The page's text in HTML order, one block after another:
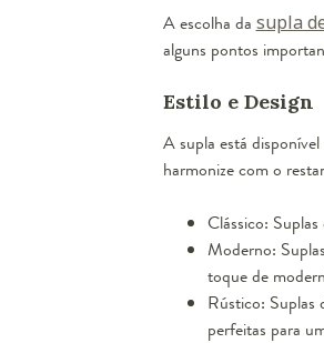
A escolha da supla
alguns pontos
Estilo e Design
A supla está
harmonize com o
Clássico:
Moderno:
toque de
Rústico: Suplas
perfeitas para